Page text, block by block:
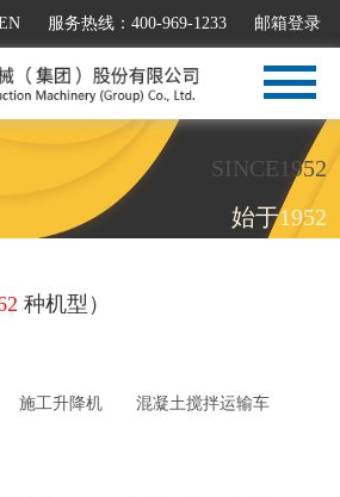
服务热线：400-969-1233 邮箱登录
SINCE1952
始于1952
种机型）
施工升降机
混凝土搅拌运输车